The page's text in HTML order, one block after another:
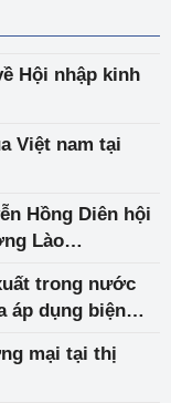
Hội nhập kinh
Việt nam tại
Hồng Diên hội
Lào
trong nước
áp dụng biện
hòa In-đô-
mại tại thị